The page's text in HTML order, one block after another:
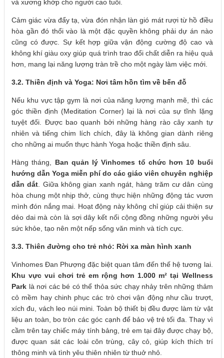
và xương khớp cho người cao tuổi.
Cảm giác vừa đẩy tạ, vừa đón nhận làn gió mát rượi từ hồ điều
hòa gần đó thổi vào là một đặc quyền không phải dự án nào
cũng có được. Sự kết hợp giữa vận động cường độ cao và
không khí giàu oxy giúp quá trình trao đổi chất diễn ra hiệu quả
hơn, mang lại năng lượng tràn trề cho một ngày làm việc mới.
3.2. Thiền định và Yoga: Nơi tâm hồn tìm về bến đỗ
Nếu khu vực tập gym là nơi của năng lượng mạnh mẽ, thì các
góc thiền định (Meditation Corner) lại là nơi của sự tĩnh lặng
tuyệt đối. Được bao quanh bởi những hàng rào cây xanh tự
nhiên và tiếng chim lích chích, đây là không gian dành riêng
cho những ai muốn thực hành Yoga hoặc thiền định sâu.
Hàng tháng, Ban quản lý Vinhomes tổ chức hơn 10 buổi
hướng dẫn Yoga miễn phí do các giáo viên chuyên nghiệp
dẫn dắt . Giữa không gian xanh ngát, hàng trăm cư dân cùng
hòa chung một nhịp thở, cùng thực hiện những động tác vươn
mình đón nắng mai. Hoạt động này không chỉ giúp cải thiện sự
dẻo dai mà còn là sợi dây kết nối cộng đồng những người yêu
sức khỏe, tạo nên một nếp sống văn minh và tích cực.
3.3. Thiên đường cho trẻ nhỏ: Rời xa màn hình xanh
Vinhomes Đan Phượng đặc biệt quan tâm đến thế hệ tương lai.
Khu vực vui chơi trẻ em rộng hơn 1.000 m² tại Wellness
Park là nơi các bé có thể thỏa sức chạy nhảy trên những thảm
cỏ mềm hay chinh phục các trò chơi vận động như cầu trượt,
xích đu, vách leo núi mini. Toàn bộ thiết bị đều được làm từ vật
liệu an toàn, bo tròn các góc cạnh để bảo vệ trẻ tối đa. Thay vì
cầm trên tay chiếc máy tính bảng, trẻ em tại đây được chạy bộ,
được quan sát các loài côn trùng, cây cỏ, giúp kích thích trí
thông minh và tình yêu thiên nhiên từ thuở nhỏ.